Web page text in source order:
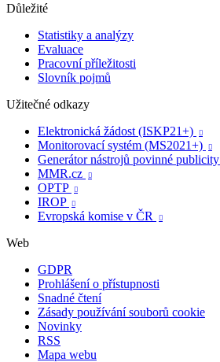
Důležité
Statistiky a analýzy
Evaluace
Pracovní příležitosti
Slovník pojmů
Užitečné odkazy
Elektronická žádost (ISKP21+)

Monitorovací systém (MS2021+) 
Generátor nástrojů povinné publicity
MMR.cz 
OPTP 
IROP 
Evropská komise v ČR 
Web
GDPR
Prohlášení o přístupnosti
Snadné čtení
Zásady používání souborů cookie
Novinky
RSS
Mapa webu